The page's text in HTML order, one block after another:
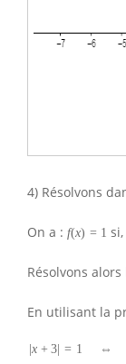
4) Résolvons
On a : f(x) = 1
Résolvons
En utilisant la
x + 3 = 1 ⇔